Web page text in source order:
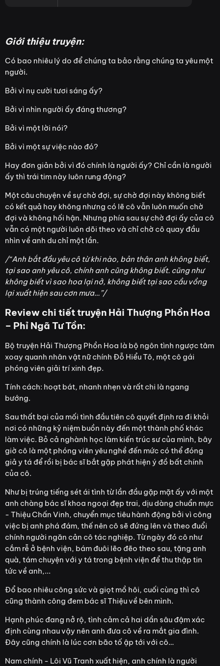
Giới thiệu truyện:
Có bao nhiêu lý do để chúng ta bảo rằng chúng ta yêu một
người.
Bởi vì nụ cười tươi sáng ấy?
Bởi vì nhìn người ấy đáng thương?
Bởi vì một lời nói?
Bởi vì một sự việc nào đó?
Hay đơn giản bởi vì đó chính là người ấy? Chỉ cần là người
ấy thì trái tim này luôn rung động?
Một câu chuyện về sự chờ đợi, sự chờ đợi này không biết
có kết quả hay không nhưng có lẽ cô vẫn luôn muốn chờ
đợi và không hối hận. Nhưng phía sau sự chờ đợi ấy của cô
vẫn có một người luôn dõi theo và chỉ chờ cô quay đầu
nhìn về anh du chỉ một lần.
/“Anh bắt đầu yêu cô từ khi nào, bản thân anh không biết,
tại sao anh yêu cô, chính anh cũng không biết. cũng như
không biết vì sao hoa lại nở, không biết tại sao cầu vồng
lại xuất hiện sau cơn mưa…”/
Review chi tiết truyện Hải Thượng Phồn Hoa
– Phỉ Ngã Tư Tồn:
Bộ truyện Hải Thượng Phồn Hoa là bộ ngôn tình ngược tâm
xoay quanh nhân vật nữ chính Đỗ Hiểu Tô, một cô gái
phóng viên giải trí xinh đẹp.
Tính cách: hoạt bát, nhanh nhẹn và rất chi là ngang
bướng.
Sau thất bại của mối tình đầu tiên cô quyết định ra đi khỏi
nơi có những kỷ niệm buồn này đến một thành phố khác
làm việc. Bỏ cả nghành học làm kiến trúc sư của mình, bây
giờ cô là một phóng viên yêu nghề đến mức có thể đóng
giả y tá để rồi bị bác sĩ bắt gặp phát hiện ý đồ bất chính
của cô.
Như bị trúng tiếng sét ái tình từ lần đầu gặp mặt ấy với một
anh chàng bác sĩ khoa ngoại đẹp trai, dịu dàng chuẩn mực
- Thiệu Chấn Vinh, chuyển mục tiêu hành động bởi vì công
việc bị anh phá đám, thế nên cô sẽ đứng lên và theo đuổi
chính người ngăn cản cô tác nghiệp. Từ ngày đó cô như
cắm rễ ở bệnh viện, bám đuôi lẽo đẽo theo sau, tặng anh
quà, tám chuyện với y tá trong bệnh viện để thu thập tin
tức về anh,...
Đổ bao nhiêu công sức và giọt mồ hôi, cuối cùng thì cô
cũng thành công đem bác sĩ Thiệu về bên mình.
Hạnh phúc đang nở rộ, tình cảm cả hai dần sâu đậm xác
định cùng nhau vậy nên anh đưa cô về ra mắt gia đình.
Đây cũng chính là lúc cơn bão tố ập tới với cô…
Nam chính - Lôi Vũ Tranh xuất hiện, anh chính là người